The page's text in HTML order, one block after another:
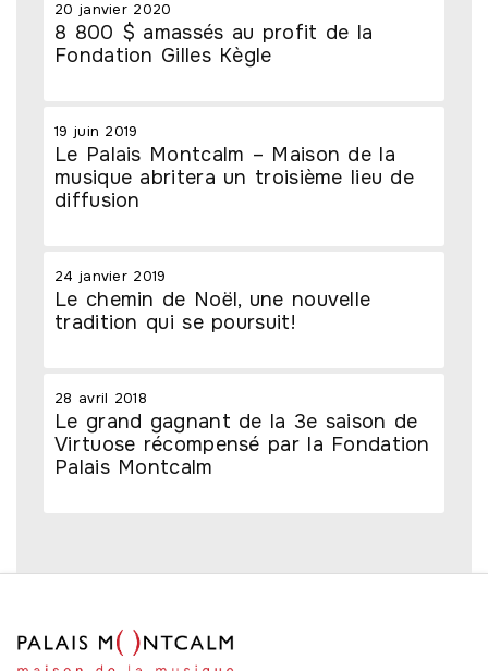
20 janvier 2020
8 800 $ amassés au profit de la
Fondation Gilles Kègle
19 juin 2019
Le Palais Montcalm – Maison de la
musique abritera un troisième lieu de
diffusion
24 janvier 2019
Le chemin de Noël, une nouvelle
tradition qui se poursuit!
28 avril 2018
Le grand gagnant de la 3e saison de
Virtuose récompensé par la Fondation
Palais Montcalm